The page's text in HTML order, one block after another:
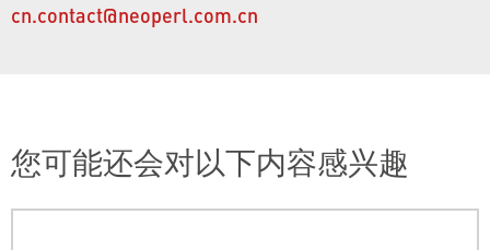
cn.contact@neoperl.com.cn
您可能还会对以下内容感兴趣